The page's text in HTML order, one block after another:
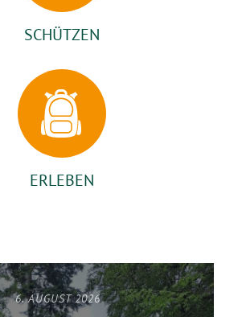
SCHÜTZEN
ERLEBEN
6. AUGUST 2026